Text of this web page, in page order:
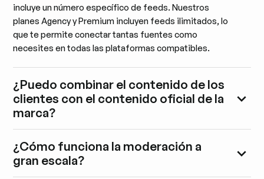
incluye un número específico de feeds. Nuestros
planes Agency y Premium incluyen feeds ilimitados, lo
que te permite conectar tantas fuentes como
necesites en todas las plataformas compatibles.
¿Puedo combinar el contenido de los
clientes con el contenido oficial de la
marca?
¿Cómo funciona la moderación a
gran escala?